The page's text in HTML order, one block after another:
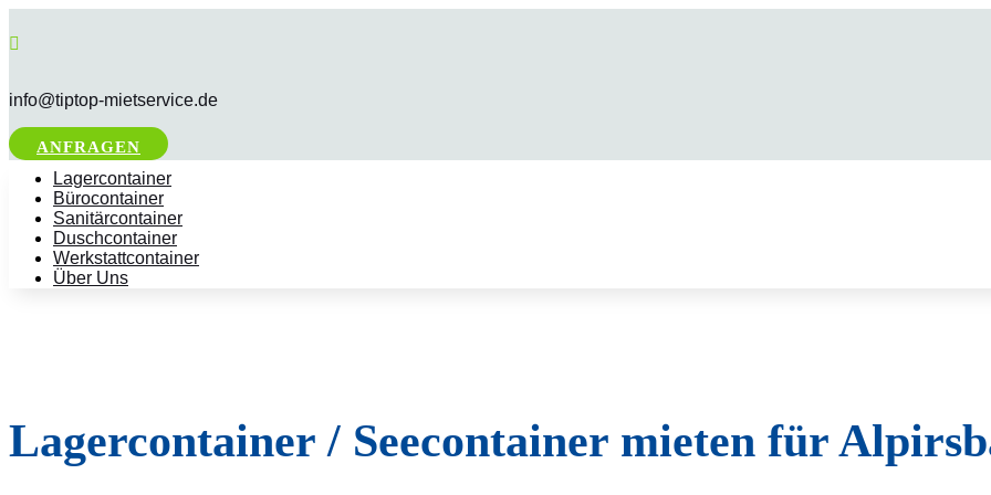

info@tiptop-mietservice.de
ANFRAGEN
Lagercontainer
Bürocontainer
Sanitärcontainer
Duschcontainer
Werkstattcontainer
Über Uns
Lagercontainer / Seecontainer mieten für